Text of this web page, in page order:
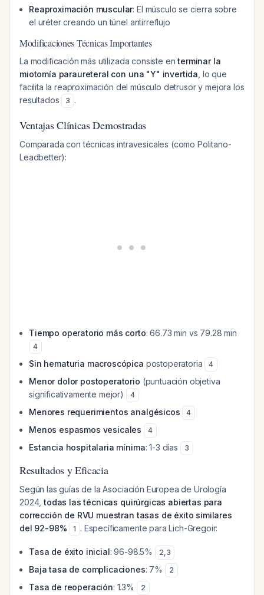
Reaproximación muscular: El músculo se cierra sobre
el uréter creando un túnel antirreflujo
Modificaciones Técnicas Importantes
La modificación más utilizada consiste enterminar la
miotomía paraureteral con una "Y" invertida , lo que
facilita la reaproximación del músculo detrusor y mejora los
resultados
3 .
Ventajas Clínicas Demostradas
Comparada con técnicas intravesicales (como Politano-
Leadbetter):
Tiempo operatorio más corto: 66.73 min vs 79.28 min
4
Sin hematuria macroscópica postoperatoria 4
Menor dolor postoperatorio (puntuación objetiva
significativamente mejor)
4
Menores requerimientos analgésicos 4
Menos espasmos vesicales 4
Estancia hospitalaria mínima: 1-3 días 3
Resultados y Eficacia
Según las guías de la Asociación Europea de Urología
2024,todas las técnicas quirúrgicas abiertas para
corrección de RVU muestran tasas de éxito similares
del 92-98%
1 . Específicamente para Lich-Gregoir:
Tasa de éxito inicial: 96-98.5% 2,3
Baja tasa de complicaciones: 7% 2
Tasa de reoperación: 1.3% 2